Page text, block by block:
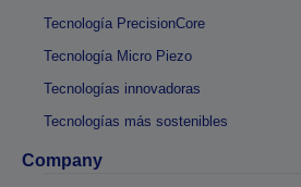
Tecnología PrecisionCore
Tecnología Micro Piezo
Tecnologías innovadoras
Tecnologías más sostenibles
Company